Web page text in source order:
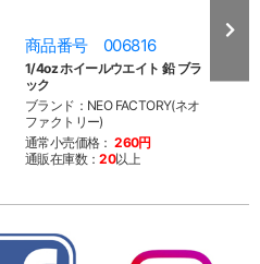
商品番号 006816
1/4oz ホイールウエイト 鉛 ブラ
ック
ブランド：NEO FACTORY(ネオ
ファクトリー)
通常小売価格： 260円
通販在庫数：20以上
バー